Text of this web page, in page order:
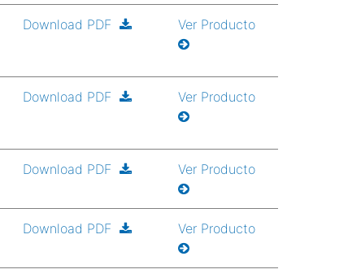
Download PDF Ver Producto
Download PDF Ver Producto
Download PDF Ver Producto
Download PDF Ver Producto